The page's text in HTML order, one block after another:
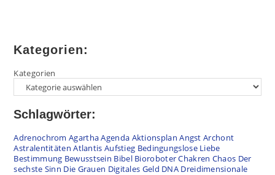
Kategorien:
Kategorien
Schlagwörter:
Adrenochrom AgarthaAgenda Aktionsplan Angst Archont
Astralentitäten Atlantis Aufstieg Bedingungslose Liebe
Bestimmung Bewusstsein Bibel BioroboterChakren Chaos Der
sechste Sinn Die Grauen Digitales Geld DNA Dreidimensionale